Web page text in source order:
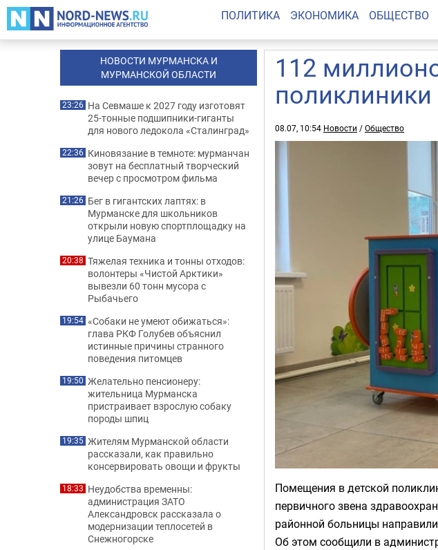
ПОЛИТИКА ЭКОНОМИКА ОБЩЕСТВО
112
08.07, 10:54 Новости /Общество
Помещения в детской
первичного звена
районной больницы
Об этом сообщили в
НОВОСТИ МУРМАНСКА И
МУРМАНСКОЙ ОБЛАСТИ
23:26 На Севмаше к 2027 году изготовят
25-тонные подшипники-гиганты
для нового ледокола «Сталинград»
22:36 Киновязание в темноте: мурманчан
зовут на бесплатный творческий
вечер с просмотром фильма
21:26 Бег в гигантских лаптях: в
Мурманске для школьников
открыли новую спортплощадку на
улице Баумана
20:38 Тяжелая техника и тонны отходов:
волонтеры «Чистой Арктики»
вывезли 60 тонн мусора с
Рыбачьего
19:54 «Собаки не умеют обижаться»:
глава РКФ Голубев объяснил
истинные причины странного
поведения питомцев
19:50 Желательно пенсионеру:
жительница Мурманска
пристраивает взрослую собаку
породы шпиц
19:35 Жителям Мурманской области
рассказали, как правильно
консервировать овощи и фрукты
18:33 Неудобства временны:
администрация ЗАТО
Александровск рассказала о
модернизации теплосетей в
Снежногорске